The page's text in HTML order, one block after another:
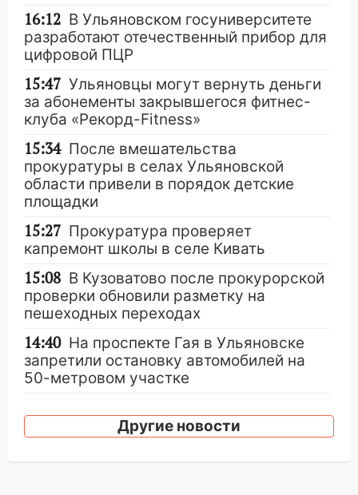
16:12 В Ульяновском госуниверситете
разработают отечественный прибор для
цифровой ПЦР
15:47 Ульяновцы могут вернуть деньги
за абонементы закрывшегося фитнес-
клуба «Рекорд-Fitness»
15:34 После вмешательства
прокуратуры в селах Ульяновской
области привели в порядок детские
площадки
15:27 Прокуратура проверяет
капремонт школы в селе Кивать
15:08 В Кузоватово после прокурорской
проверки обновили разметку на
пешеходных переходах
14:40 На проспекте Гая в Ульяновске
запретили остановку автомобилей на
50-метровом участке
большой фестиваль «Наше время» с
мотофристайлом и концертом
Другие новости